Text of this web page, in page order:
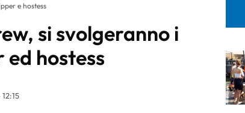
e hostess
si svolgeranno i
hostess